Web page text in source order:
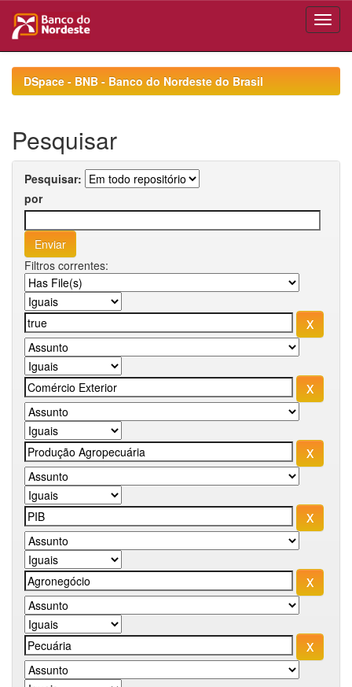
navigationDSpace - BNB - Banco do Nordeste do Brasil
Pesquisar
Pesquisar:
por
Filtros correntes: